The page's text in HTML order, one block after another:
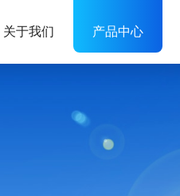
关于我们 产品中心